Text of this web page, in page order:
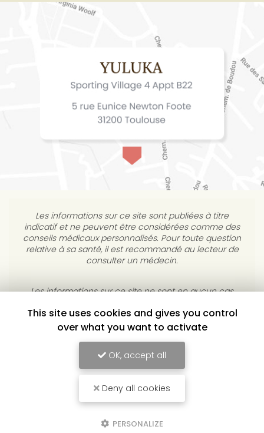
Les informations sur ce site sont publiées à titre
indicatif et ne peuvent être considérées comme des
conseils médicaux personnalisés. Pour toute question
relative à sa santé, il est recommandé au lecteur de
consulter un médecin.
Les informations sur ce site ne sont en aucun cas
une maladie. L’éditeur s’interdit de répondre à des
courriels médicaux personnels sans consultation
individuelle médicale.
Conditions Générales de Vente
This site uses cookies and gives you control
over what you want to activate
OK, accept all
Deny all cookies
PERSONALIZE